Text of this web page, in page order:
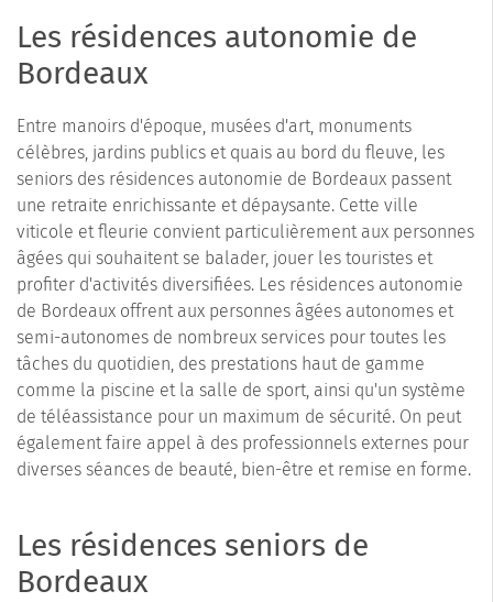
Les résidences autonomie de
Bordeaux
Entre manoirs d'époque, musées d'art, monuments
célèbres, jardins publics et quais au bord du fleuve, les
seniors des résidences autonomie de Bordeaux passent
une retraite enrichissante et dépaysante. Cette ville
viticole et fleurie convient particulièrement aux personnes
âgées qui souhaitent se balader, jouer les touristes et
profiter d'activités diversifiées. Les résidences autonomie
de Bordeaux offrent aux personnes âgées autonomes et
semi-autonomes de nombreux services pour toutes les
tâches du quotidien, des prestations haut de gamme
comme la piscine et la salle de sport, ainsi qu'un système
de téléassistance pour un maximum de sécurité. On peut
également faire appel à des professionnels externes pour
diverses séances de beauté, bien-être et remise en forme.
Les résidences seniors de
Bordeaux